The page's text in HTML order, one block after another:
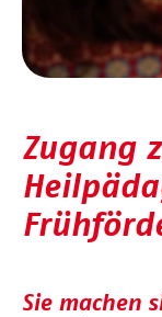
Zugang
Sie machen